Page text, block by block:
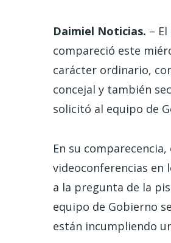
Daimiel Noticias. –
compareció este
carácter ordinario,
concejal y también
solicitó al equipo de
En su
videoconferencias en
a la pregunta de la
equipo de Gobierno
están incumpliendo